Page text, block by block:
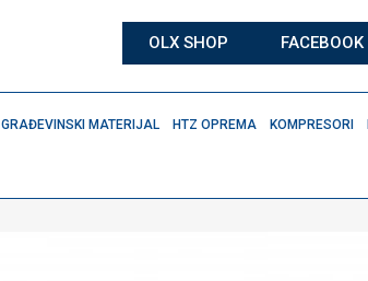
OLX SHOP FACEBOOK
GRAĐEVINSKI MATERIJAL HTZ OPREMA KOMPRESORI